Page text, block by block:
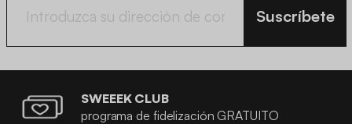
Suscríbete
SWEEEK CLUB
programa de fidelización GRATUITO